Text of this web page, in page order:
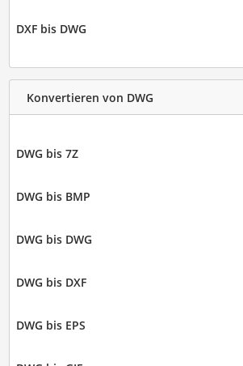
DXF bis DWG
Konvertieren von DWG
DWG bis 7Z
DWG bis BMP
DWG bis DWG
DWG bis DXF
DWG bis EPS